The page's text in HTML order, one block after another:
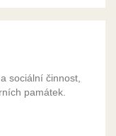
sociální činnost,
památek.